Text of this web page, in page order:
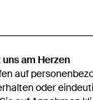
am Herzen
auf
oder
Bu10007 The